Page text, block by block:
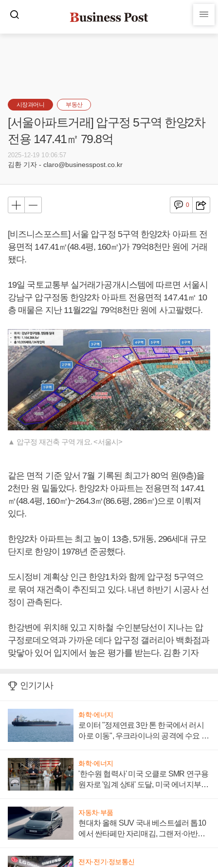
시장과머니 부동산
[서울아파트거래] 압구정 5구역 한양2차
전용 147.41㎡ 79.8억
2025-12-19 10:06:57
김환 기자 - claro@businesspost.co.kr
0
[비즈니스포스트] 서울 압구정 5구역 한양2차 아파트 전
용면적 147.41㎡(48.4평, 160㎡)가 79억8천만 원에 거래
됐다.
19일 국토교통부 실거래가공개시스템에 따르면 서울시
강남구 압구정동 한양2차 아파트 전용면적 147.41㎡ 10
층 매물은 지난 11월22일 79억8천만 원에 사고팔렸다.
▲ 압구정 재건축 구역 개요. <서울시>
같은 면적 기준 앞서 7월 기록된 최고가 80억 원(9층)을
2천만 원 밑돌았다. 한양2차 아파트는 전용면적 147.41
㎡(48.4평, 160㎡)~264.3㎡(86.6평, 286㎡)으로 이뤄져
있다.
한양2차 아파트는 최고 높이 13층, 5개동, 296세대 규모
단지로 한양이 1978년 준공했다.
도시정비 계획상 인근 한양1차와 함께 압구정 5구역으
로 묶여 재건축이 추진되고 있다. 내년 하반기 시공사 선
정이 관측된다.
한강변에 위치해 있고 지하철 수인분당선이 지나는 압
구정로데오역과 가까운 데다 압구정 갤러리아 백화점과
맞닿아 있어 입지에서 높은 평가를 받는다. 김환 기자
인기기사
화학·에너지
로이터 "정제연료 3만 톤 한국에서 러시
아로 이동", 우크라이나의 공격에 수요 늘
화학·에너지
'한수원 협력사' 미국 오클로 SMR 연구용
원자로 '임계 상태' 도달, 미국 에너지부
자동차·부품
현대차 올해 SUV 국내 베스트셀러 톱10
에서 싼타페만 자리매김, 그랜저·아반떼
전자·전기·정보통신